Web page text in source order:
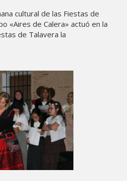
cultural de las Fiestas de
«Aires de Calera» actuó en la
de Talavera la